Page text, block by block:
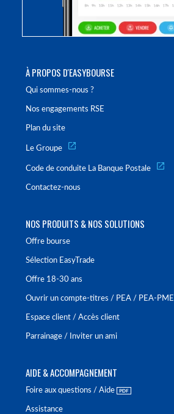
À PROPOS D'EASYBOURSE
Qui sommes-nous ?
Nos engagements RSE
Plan du site
Le Groupe
Code de conduite La Banque Postale
Contactez-nous
NOS PRODUITS & NOS SOLUTIONS
Offre bourse
Sélection EasyTrade
Offre 18-30 ans
Ouvrir un compte-titres / PEA / PEA-PME
Espace client / Accès client
Parrainage / Inviter un ami
AIDE & ACCOMPAGNEMENT
Foire aux questions / Aide
Assistance